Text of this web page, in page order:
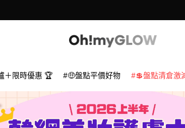
＋限時優惠 🏆 🤑盤點平價好物 💲盤點清倉激